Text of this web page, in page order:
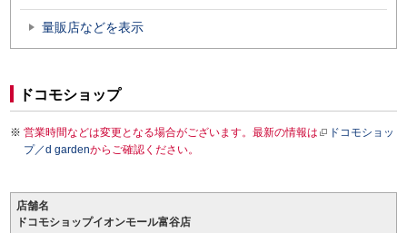
量販店などを表示
ドコモショップ
営業時間などは変更となる場合がございます。最新の情報は
ドコモショッ
プ／d gardenからご確認ください。
店舗名
ドコモショップイオンモール富谷店